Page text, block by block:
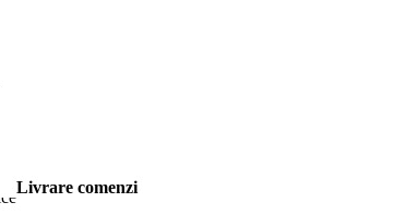
Livrare comenzi